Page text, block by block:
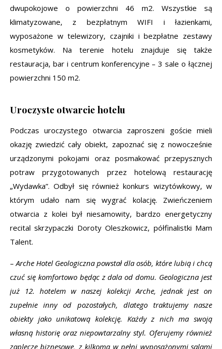
dwupokojowe o powierzchni 46 m2. Wszystkie są
klimatyzowane, z bezpłatnym WIFI i łazienkami,
wyposażone w telewizory, czajniki i bezpłatne zestawy
kosmetyków. Na terenie hotelu znajduje się także
restauracja, bar i centrum konferencyjne – 3 sale o łącznej
powierzchni 150 m2.
Uroczyste otwarcie hotelu
Podczas uroczystego otwarcia zaproszeni goście mieli
okazję zwiedzić cały obiekt, zapoznać się z nowocześnie
urządzonymi pokojami oraz posmakować przepysznych
potraw przygotowanych przez hotelową restaurację
„Wydawka”. Odbył się również konkurs wizytówkowy, w
którym udało nam się wygrać kolację. Zwieńczeniem
otwarcia z kolei był niesamowity, bardzo energetyczny
recital skrzypaczki Doroty Oleszkowicz, półfinalistki Mam
Talent.
–Arche Hotel Geologiczna powstał dla osób, które lubią i chcą
czuć się komfortowo będąc z dala od domu. Geologiczna jest
już 12. hotelem w naszej kolekcji Arche, jednak jest on
zupełnie inny od pozostałych, dlatego traktujemy nasze
obiekty jako unikatową kolekcję. Każdy z nich ma swoją
własną historię oraz niepowtarzalny styl. Oferujemy również
zaplecze biznesowe, z kilkoma w pełni wyposażonymi salami